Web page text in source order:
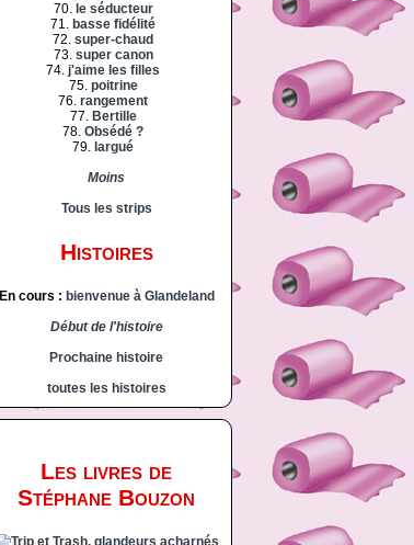
70. le séducteur
71. basse fidélité
72. super-chaud
73. super canon
74. j'aime les filles
75. poitrine
76. rangement
77. Bertille
78. Obsédé ?
79. largué
Moins
Tous les strips
Histoires
En cours : bienvenue à Glandeland
Début de l'histoire
Prochaine histoire
toutes les histoires
Les livres de
Stéphane Bouzon